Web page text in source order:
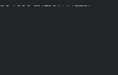
ASSOCIATION (UETR)
DE TRANSPORTES)